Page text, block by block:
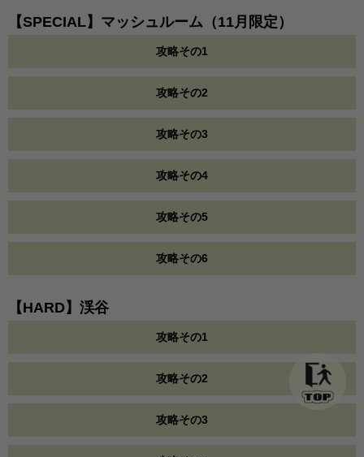
【SPECIAL】マッシュルーム（11月限定）
攻略その1
攻略その2
攻略その3
攻略その4
攻略その5
攻略その6
【HARD】渓谷
攻略その1
攻略その2
攻略その3